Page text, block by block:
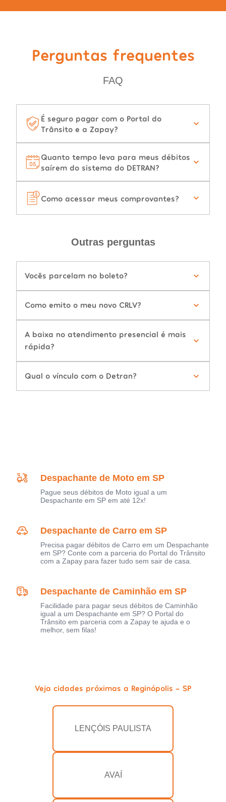
Perguntas frequentes
FAQ
É seguro pagar com o Portal do
Trânsito e a Zapay?
Quanto tempo leva para meus débitos
saírem do sistema do DETRAN?
Como acessar meus comprovantes?
Outras perguntas
Vocês parcelam no boleto?
Como emito o meu novo CRLV?
A baixa no atendimento presencial é mais
rápida?
Qual o vínculo com o Detran?
Despachante de Moto em SP
Pague seus débitos de Moto igual a um
Despachante em SP em até 12x!
Despachante de Carro em SP
Precisa pagar débitos de Carro em um Despachante
em SP? Conte com a parceria do Portal do Trânsito
com a Zapay para fazer tudo sem sair de casa.
Despachante de Caminhão em SP
Facilidade para pagar seus débitos de Caminhão
igual a um Despachante em SP? O Portal do
Trânsito em parceria com a Zapay te ajuda e o
melhor, sem filas!
Veja cidades próximas a Reginópolis - SP
LENÇÓIS PAULISTA
AVAÍ